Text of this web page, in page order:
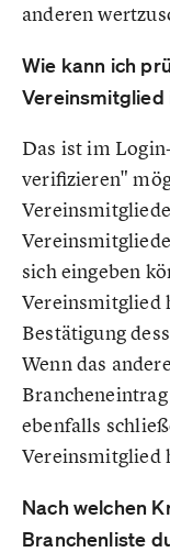
anderen
Wie kann ich
Vereinsmitglied
Das ist im
verifizieren"
sich eingeben
Vereinsmitglied
Bestätigung
Wenn das
ebenfalls
Vereinsmitglied
Nach welchen
Branchenliste